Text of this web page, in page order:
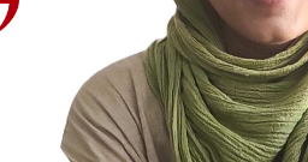
خبرنگار